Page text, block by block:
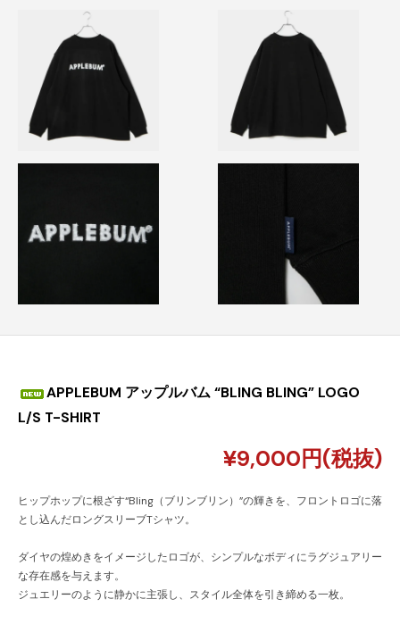
APPLEBUM アップルバム “BLING BLING” LOGO
L/S T-SHIRT
¥9,000円(税抜)
ヒップホップに根ざす“Bling（ブリンブリン）”の輝きを、フロントロゴに落
とし込んだロングスリーブTシャツ。
ダイヤの煌めきをイメージしたロゴが、シンプルなボディにラグジュアリー
な存在感を与えます。
ジュエリーのように静かに主張し、スタイル全体を引き締める一枚。